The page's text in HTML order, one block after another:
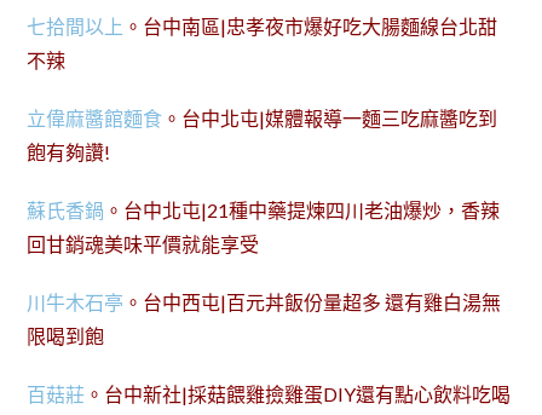
七拾間以上 。台中南區|忠孝夜市爆好吃大腸麵線台北甜
不辣
立偉麻醬館麵食 。台中北屯|媒體報導一麵三吃麻醬吃到
飽有夠讚!
蘇氏香鍋 。台中北屯|21種中藥提煉四川老油爆炒，香辣
回甘銷魂美味平價就能享受
川牛木石亭 。台中西屯|百元丼飯份量超多 還有雞白湯無
限喝到飽
百菇莊 。台中新社|採菇餵雞撿雞蛋DIY還有點心飲料吃喝